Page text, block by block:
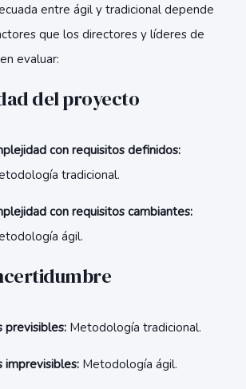
entre ágil y tradicional depende
que los directores y líderes de
evaluar:
del proyecto
con requisitos definidos:
tradicional.
con requisitos cambiantes:
ágil.
previsibles: Metodología tradicional.
imprevisibles: Metodología ágil.